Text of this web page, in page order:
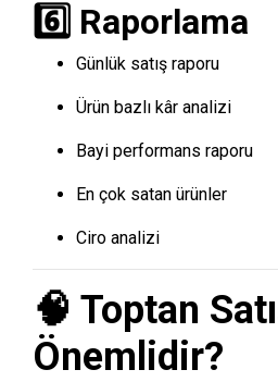
6️⃣ Raporlama
Günlük satış raporu
Ürün bazlı kâr analizi
Bayi performans raporu
En çok satan ürünler
Ciro analizi
🧠 Toptan
Önemlidir?